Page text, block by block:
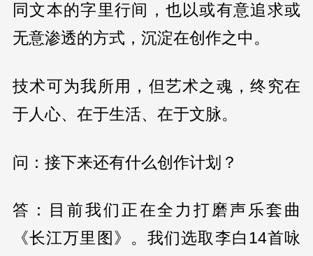
同文本的字里行间，也以或有意追求或
无意渗透的方式，沉淀在创作之中。
技术可为我所用，但艺术之魂，终究在
于人心、在于生活、在于文脉。
问：接下来还有什么创作计划？
答：目前我们正在全力打磨声乐套曲
《长江万里图》。我们选取李白14首咏